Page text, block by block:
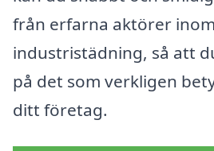
från erfarna aktörer inom
industristädning, så att
på det som verkligen
ditt företag.